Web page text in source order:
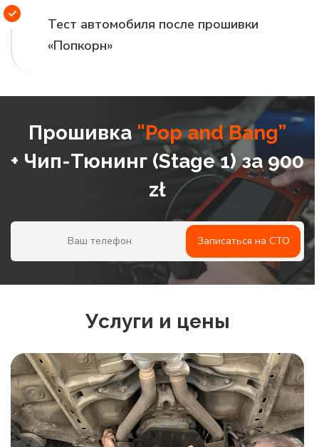
Тест автомобиля после прошивки
«Попкорн»
Прошивка "Pop and Bang”
+ Чип-Тюнинг (Stage 1) за 900
zł
Записаться на СТО
Услуги и цены